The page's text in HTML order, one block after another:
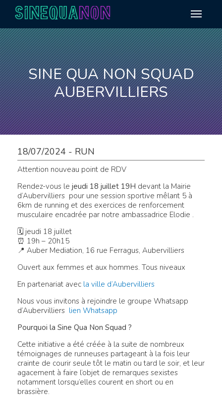
Aller au contenu
SINE QUA NON SQUAD
AUBERVILLIERS
18/07/2024 - RUN
Attention nouveau point de RDV
Rendez-vous le jeudi 18 juillet 19H devant la Mairie
d’Aubervilliers pour une session sportive mêlant 5 à
6km de running et des exercices de renforcement
musculaire encadrée par notre ambassadrice Elodie .
🗓 jeudi 18 juillet
⏰ 19h – 20h15
📍 Auber Mediation, 16 rue Ferragus, Aubervilliers
Ouvert aux femmes et aux hommes. Tous niveaux
En partenariat avec la ville d’Aubervilliers
Nous vous invitons à rejoindre le groupe Whatsapp
d’Aubervilliers lien Whatsapp
Pourquoi la Sine Qua Non Squad ?
Cette initiative a été créée à la suite de nombreux
témoignages de runneuses partageant à la fois leur
crainte de courir seule tôt le matin ou tard le soir, et leur
agacement à faire l’objet de remarques sexistes
notamment lorsqu’elles courent en short ou en
brassière.